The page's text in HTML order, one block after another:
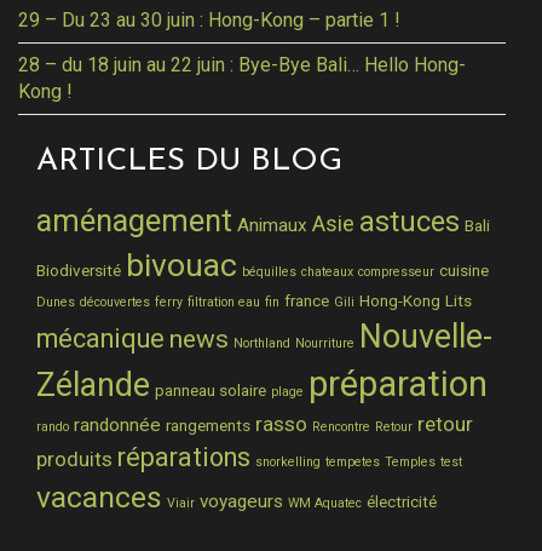
29 – Du 23 au 30 juin : Hong-Kong – partie 1 !
28 – du 18 juin au 22 juin : Bye-Bye Bali… Hello Hong-
Kong !
ARTICLES DU BLOG
aménagement Animaux Asie astuces Bali
Biodiversité bivouac béquilles chateaux compresseur cuisine
Dunes découvertes ferry filtration eau fin france Gili Hong-Kong Lits
mécanique news Northland Nourriture Nouvelle-
Zélande panneau solaire plage préparation
rando randonnée rangements rasso Rencontre Retour retour
produits réparations snorkelling tempetes Temples test
vacances Viair voyageurs WM Aquatec électricité